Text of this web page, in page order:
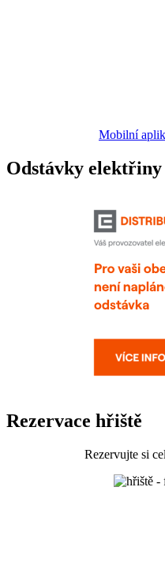
Mobilní
Odstávky elektřiny
Rezervace hřiště
Rezervujte si